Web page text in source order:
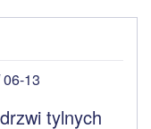
13
tylnych